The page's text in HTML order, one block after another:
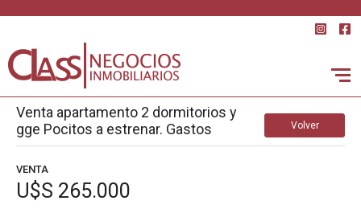
Volver
Venta apartamento 2 dormitorios y
gge Pocitos a estrenar. Gastos
ocupación incluidos
VENTA
U$S 265.000